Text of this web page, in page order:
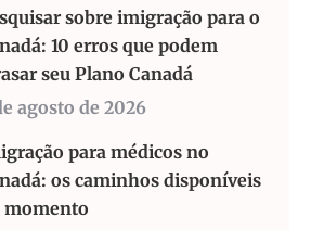
sobre imigração para o
10 erros que podem
seu Plano Canadá
agosto de 2026
para médicos no
os caminhos disponíveis
momento